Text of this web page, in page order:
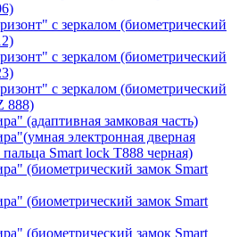
с зеркалом (биометрический
с зеркалом (биометрический
с зеркалом (биометрический
888)
(адаптивная замковая часть)
электронная дверная
Smart lock T888 черная)
(биометрический замок Smart
(биометрический замок Smart
(биометрический замок Smart